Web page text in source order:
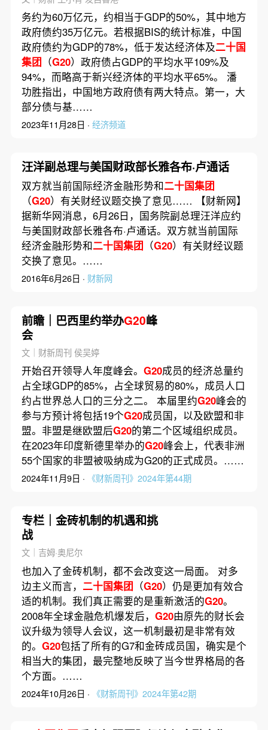
务约为60万亿元，约相当于GDP的50%，其中地方
政府债约35万亿元。若根据BIS的统计标准，中国
政府债约为GDP的78%，低于发达经济体及二十国
集团 （G20）政府债占GDP的平均水平109%及
94%，而略高于新兴经济体的平均水平65%。 潘
功胜指出，中国地方政府债有两大特点。第一，大
部分债与基……
2023年11月28日 · 经济频道
汪洋副总理与美国财政部长雅各布·卢通话
双方就当前国际经济金融形势和二十国集团
（G20）有关财经议题交换了意见…… 【财新网】
据新华网消息，6月26日，国务院副总理汪洋应约
与美国财政部长雅各布·卢通话。双方就当前国际
经济金融形势和二十国集团 （G20）有关财经议题
交换了意见。……
2016年6月26日 · 财新网
前瞻｜巴西里约举办G20峰
会
文｜财新周刊 侯吴婷
开始召开领导人年度峰会。 G20成员的经济总量约
占全球GDP的85%，占全球贸易的80%，成员人口
约占世界总人口的三分之二。 本届里约G20峰会的
参与方预计将包括19个G20成员国，以及欧盟和非
盟。非盟是继欧盟后G20的第二个区域组织成员。
在2023年印度新德里举办的G20峰会上，代表非洲
55个国家的非盟被吸纳成为G20的正式成员。……
2024年11月9日 · 《财新周刊》2024年第44期
专栏｜金砖机制的机遇和挑
战
文｜吉姆·奥尼尔
也加入了金砖机制，都不会改变这一局面。 对多
边主义而言， 二十国集团 （G20）仍是更加有效合
适的机制。我们真正需要的是重新激活的G20。
2008年全球金融危机爆发后， G20由原先的财长会
议升级为领导人会议，这一机制最初是非常有效
的。 G20包括了所有的G7和金砖成员国，确实是个
相当大的集团，最完整地反映了当今世界格局的各
个方面。……
2024年10月26日 · 《财新周刊》2024年第42期